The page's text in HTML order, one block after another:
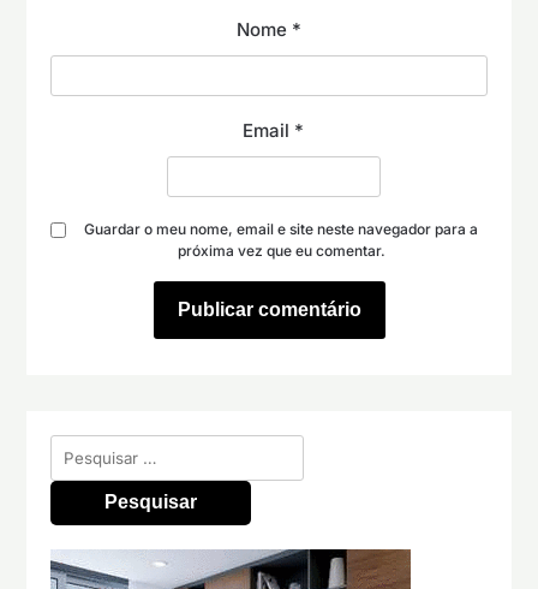
Nome *
Email *
Guardar o meu nome, email e site neste navegador para a
próxima vez que eu comentar.
Pesquisar
por: